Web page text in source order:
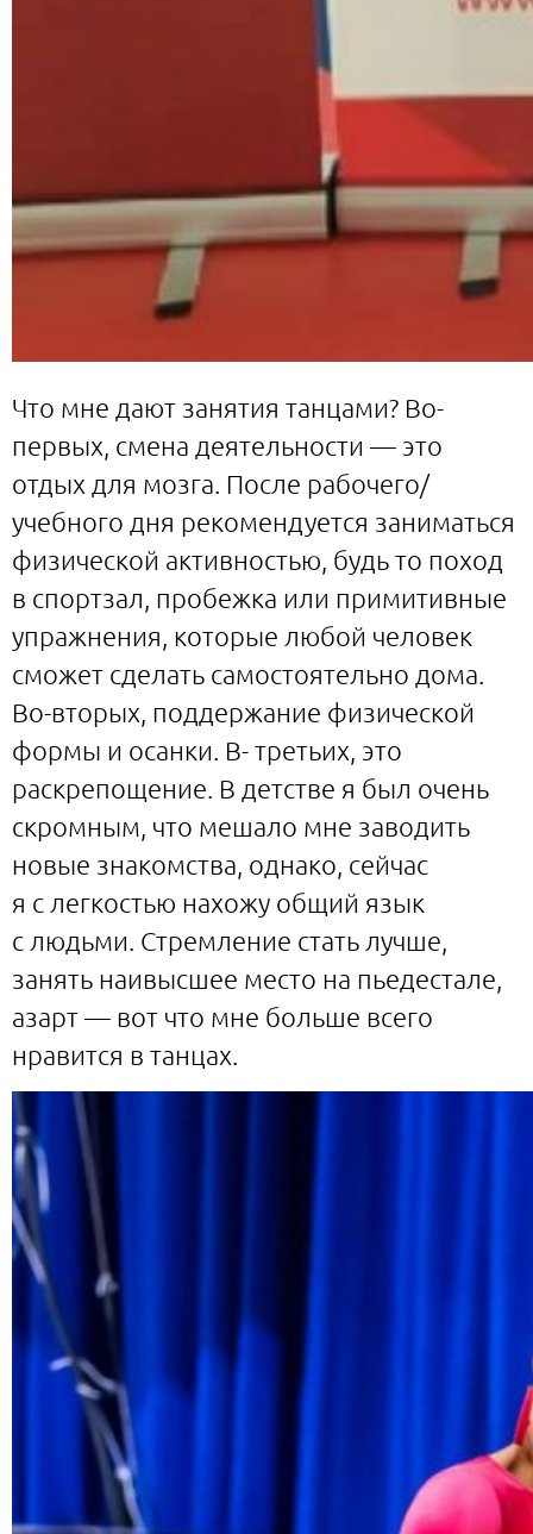
Что мне дают занятия танцами? Во-
первых, смена деятельности — это
отдых для мозга. После рабочего/
учебного дня рекомендуется заниматься
физической активностью, будь то поход
в спортзал, пробежка или примитивные
упражнения, которые любой человек
сможет сделать самостоятельно дома.
Во-вторых, поддержание физической
формы и осанки. В- третьих, это
раскрепощение. В детстве я был очень
скромным, что мешало мне заводить
новые знакомства, однако, сейчас
я с легкостью нахожу общий язык
с людьми. Стремление стать лучше,
занять наивысшее место на пьедестале,
азарт — вот что мне больше всего
нравится в танцах.